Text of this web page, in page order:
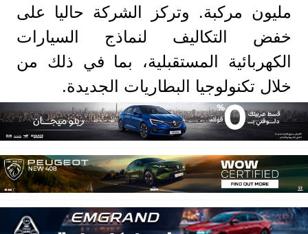
مليون مركبة. وتركز الشركة حاليا على
خفض التكاليف لنماذج السيارات
الكهربائية المستقبلية، بما في ذلك من
خلال تكنولوجيا البطاريات الجديدة.